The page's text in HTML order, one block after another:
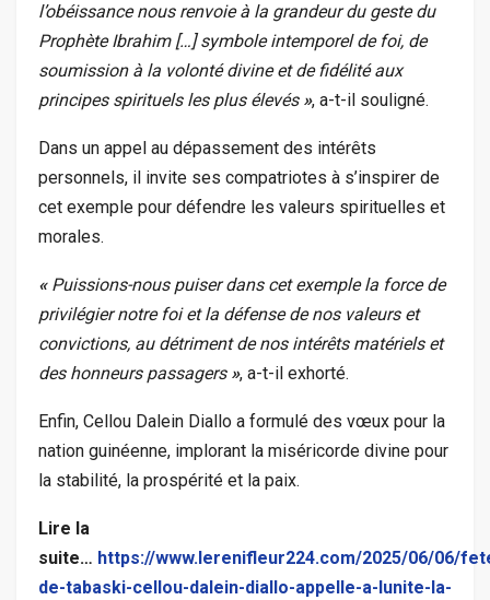
l’obéissance nous renvoie à la grandeur du geste du
Prophète Ibrahim […] symbole intemporel de foi, de
soumission à la volonté divine et de fidélité aux
principes spirituels les plus élevés », a-t-il souligné.
Dans un appel au dépassement des intérêts
personnels, il invite ses compatriotes à s’inspirer de
cet exemple pour défendre les valeurs spirituelles et
morales.
« Puissions-nous puiser dans cet exemple la force de
privilégier notre foi et la défense de nos valeurs et
convictions, au détriment de nos intérêts matériels et
des honneurs passagers», a-t-il exhorté.
Enfin, Cellou Dalein Diallo a formulé des vœux pour la
nation guinéenne, implorant la miséricorde divine pour
la stabilité, la prospérité et la paix.
Lire la
suite… https://www.lerenifleur224.com/2025/06/06/
de-tabaski-cellou-dalein-diallo-appelle-a-lunite-la-